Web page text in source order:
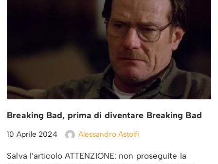
Breaking Bad, prima di diventare Breaking Bad
10 Aprile 2024 Alessandro Astolfi
Salva l’articolo ATTENZIONE: non proseguite la